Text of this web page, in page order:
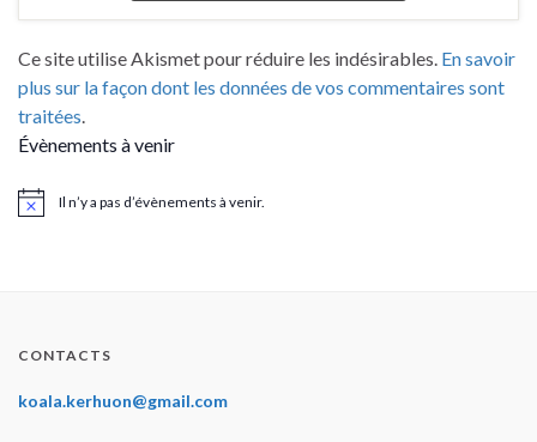
Ce site utilise Akismet pour réduire les indésirables. En savoir
plus sur la façon dont les données de vos commentaires sont
traitées
Évènements à venir
NoticeIl n’y a pas d’évènements à venir.
CONTACTS
koala.kerhuon@gmail.com